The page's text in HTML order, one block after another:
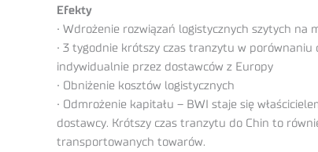
Efekty
• Wdrożenie rozwiązań logistycznych szytych na
• 3 tygodnie krótszy czas tranzytu w
indywidualnie przez dostawców z Europy
• Obniżenie kosztów logistycznych
• Odmrożenie kapitału – BWI staje się
dostawcy. Krótszy czas tranzytu do Chin to
transportowanych towarów.